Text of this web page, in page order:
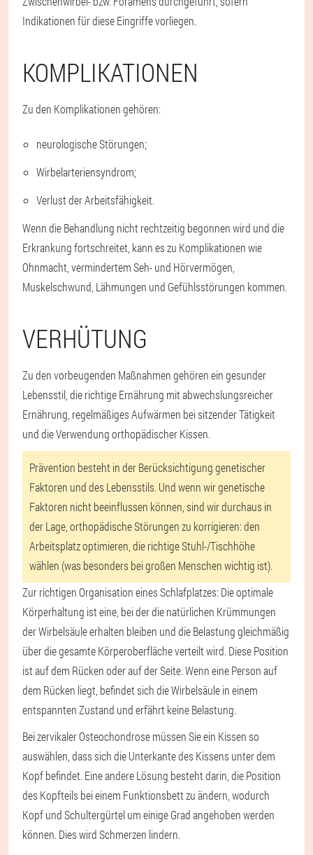
Indikationen für diese Eingriffe vorliegen.
KOMPLIKATIONEN
Zu den Komplikationen gehören:
neurologische Störungen;
Wirbelarteriensyndrom;
Verlust der Arbeitsfähigkeit.
Wenn die Behandlung nicht rechtzeitig begonnen wird und die
Erkrankung fortschreitet, kann es zu Komplikationen wie
Ohnmacht, vermindertem Seh- und Hörvermögen,
Muskelschwund, Lähmungen und Gefühlsstörungen kommen.
VERHÜTUNG
Zu den vorbeugenden Maßnahmen gehören ein gesunder
Lebensstil, die richtige Ernährung mit abwechslungsreicher
Ernährung, regelmäßiges Aufwärmen bei sitzender Tätigkeit
und die Verwendung orthopädischer Kissen.
Prävention besteht in der Berücksichtigung genetischer
Faktoren und des Lebensstils. Und wenn wir genetische
Faktoren nicht beeinflussen können, sind wir durchaus in
der Lage, orthopädische Störungen zu korrigieren: den
Arbeitsplatz optimieren, die richtige Stuhl-/Tischhöhe
wählen (was besonders bei großen Menschen wichtig ist).
Zur richtigen Organisation eines Schlafplatzes: Die optimale
Körperhaltung ist eine, bei der die natürlichen Krümmungen
der Wirbelsäule erhalten bleiben und die Belastung gleichmäßig
über die gesamte Körperoberfläche verteilt wird. Diese Position
ist auf dem Rücken oder auf der Seite. Wenn eine Person auf
dem Rücken liegt, befindet sich die Wirbelsäule in einem
entspannten Zustand und erfährt keine Belastung.
Bei zervikaler Osteochondrose müssen Sie ein Kissen so
auswählen, dass sich die Unterkante des Kissens unter dem
Kopf befindet. Eine andere Lösung besteht darin, die Position
des Kopfteils bei einem Funktionsbett zu ändern, wodurch
Kopf und Schultergürtel um einige Grad angehoben werden
können. Dies wird Schmerzen lindern.